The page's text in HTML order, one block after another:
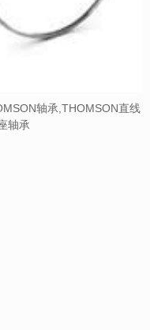
轴承,THOMSON直线
轴承